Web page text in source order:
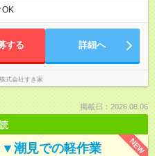
を行いますので、安心して働けま
OK
する 詳細へ
株式会社すき家
掲載日：2026.08.06
NEW
潮見での軽作業